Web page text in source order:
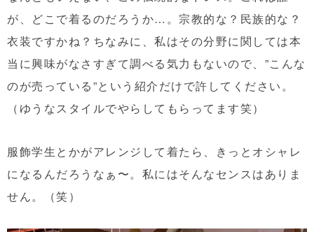
が、どこで着るのだろうか…。宗教的な？民族的な？
衣装ですかね？ちなみに、私はその分野に関しては本
当に興味がなさすぎて調べる気力もないので、”こんな
のが売っている”という紹介だけで許してください。
（ゆうなスタイルでやらしてもらってます笑）
服飾学生とかがアレンジして着たら、きっとオシャレ
になるんだろうなぁ〜。私にはそんなセンスはありま
せん。（笑）